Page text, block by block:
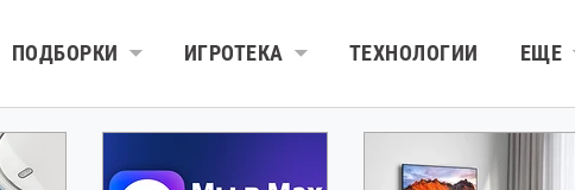
ПОДБОРКИ ИГРОТЕКА ТЕХНОЛОГИИ ЕЩЕ